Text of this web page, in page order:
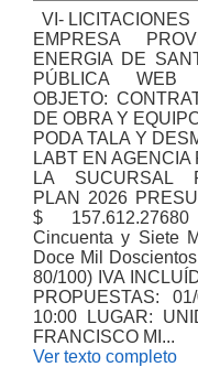
VI- LICITACIONES
EMPRESA
ENERGIA DE
PÚBLICA WEB
OBJETO:
DE OBRA Y
PODA TALA Y
LABT EN AGENCIA
LA SUCURSAL
PLAN 2026
$
Cincuenta y Siete
Doce Mil
80/100) IVA
PROPUESTAS:
10:00 LUGAR:
FRANCISCO MI...
Ver texto completo